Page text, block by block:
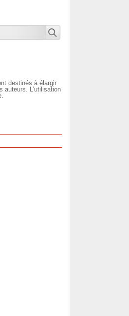
destinés à élargir
auteurs. L’utilisation